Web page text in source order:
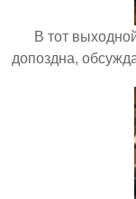
В тот
допоздна,